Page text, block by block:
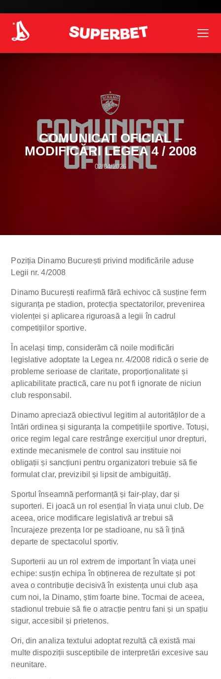
COMUNICAT OFICIAL –
MODIFICĂRI LEGEA 4 / 2008
02/04/2026
Poziția Dinamo București privind modificările aduse
Legii nr. 4/2008
Dinamo București reafirmă fără echivoc că susține ferm
siguranța pe stadion, protecția spectatorilor, prevenirea
violenței și aplicarea riguroasă a legii în cadrul
competițiilor sportive.
În același timp, considerăm că noile modificări
legislative adoptate la Legea nr. 4/2008 ridică o serie de
probleme serioase de claritate, proporționalitate și
aplicabilitate practică, care nu pot fi ignorate de niciun
club responsabil.
Dinamo apreciază obiectivul legitim al autorităților de a
întări ordinea și siguranța la competițiile sportive. Totuși,
orice regim legal care restrânge exercițiul unor drepturi,
extinde mecanismele de control sau instituie noi
obligații și sancțiuni pentru organizatori trebuie să fie
formulat clar, previzibil și lipsit de ambiguități.
Sportul înseamnă performanță și fair-play, dar și
suporteri. Ei joacă un rol esențial în viața unui club. De
aceea, orice modificare legislativă ar trebui să
încurajeze prezența lor pe stadioane, nu să îi țină
departe de spectacolul sportiv.
Suporterii au un rol extrem de important în viața unei
echipe: susțin echipa în obținerea de rezultate și pot
avea o contribuție decisivă în existența unui club așa
cum noi, la Dinamo, știm foarte bine. Tocmai de aceea,
stadionul trebuie să fie o atracție pentru fani și un spațiu
sigur, accesibil și prietenos.
Ori, din analiza textului adoptat rezultă că există mai
multe dispoziții susceptibile de interpretări excesive sau
neunitare.